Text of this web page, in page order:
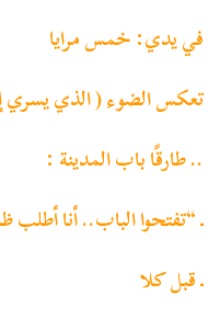
في يدي: خمس مرايا
تعكس الضوء ( الذي يسري
.. طارقًا باب المدينة :
ـ “تفتحوا الباب.. أنا أطلب
ـ قبل كلا